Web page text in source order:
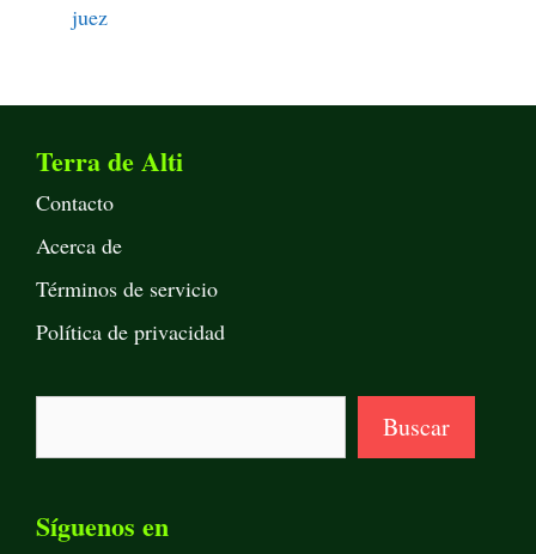
juez
Terra de Alti
Contacto
Acerca de
Términos de servicio
Política de privacidad
Buscar
Síguenos en